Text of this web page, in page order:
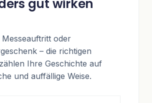
gut wirken
Messeauftritt oder
– die richtigen
Ihre Geschichte auf
und auffällige Weise.